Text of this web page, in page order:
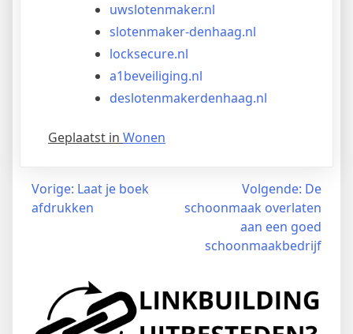
uwslotenmaker.nl
slotenmaker-denhaag.nl
locksecure.nl
a1beveiliging.nl
deslotenmakerdenhaag.nl
Geplaatst in Wonen
Bericht
navigatie
Vorige: Laat je boek
afdrukken
Volgende: De
schoonmaak overlaten
aan een goed
schoonmaakbedrijf